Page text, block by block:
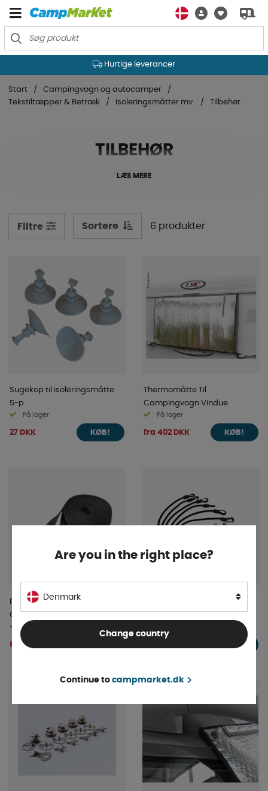
Hurtige leverancer
Start
Campingvogn og autocamper
Tekstiltæpper & Betræk
Isoleringsmåtter mv. Tilbehør
TILBEHØR
LÆS MERE
Filtre Sortere 6 produkter
Sugekop til isoleringsmåtte
5-p
På lager
27 DKK KØB!
Thermomåtte Til
Campingvogn Vindue
På lager
fra 402 DKK KØB!
Forlængelsesrem 3 m til
Overtræk 2-pak
På lager
60 DKK
Hinderman Reservdelskit
KØB!
Are you in the right place?
Denmark
Change country
Continue to campmarket.dk